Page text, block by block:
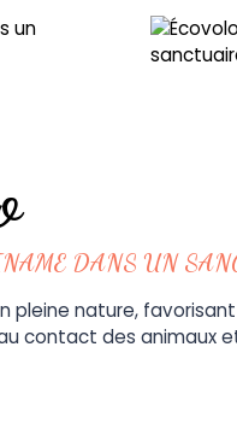
DANS UN
pleine nature,
contact des animaux